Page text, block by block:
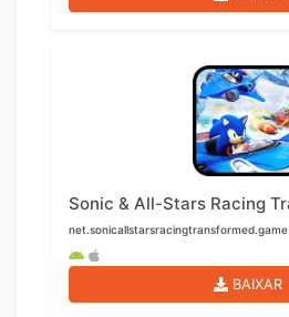
net.sonicallstarsracingtransformed.game
BAIXAR